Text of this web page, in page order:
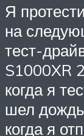
Я
на
тест-
S1000XR
когда я
шел
когда я